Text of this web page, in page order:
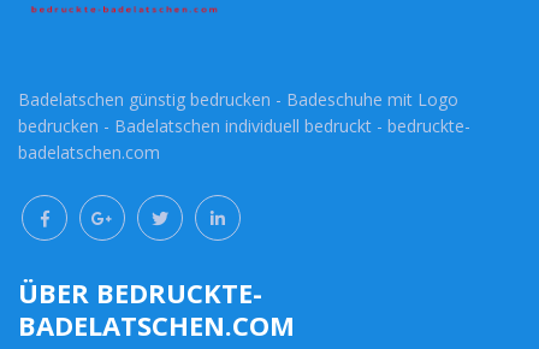
Badelatschen günstig bedrucken - Badeschuhe mit Logo
bedrucken - Badelatschen individuell bedruckt - bedruckte-
badelatschen.com
ÜBER BEDRUCKTE-
BADELATSCHEN.COM